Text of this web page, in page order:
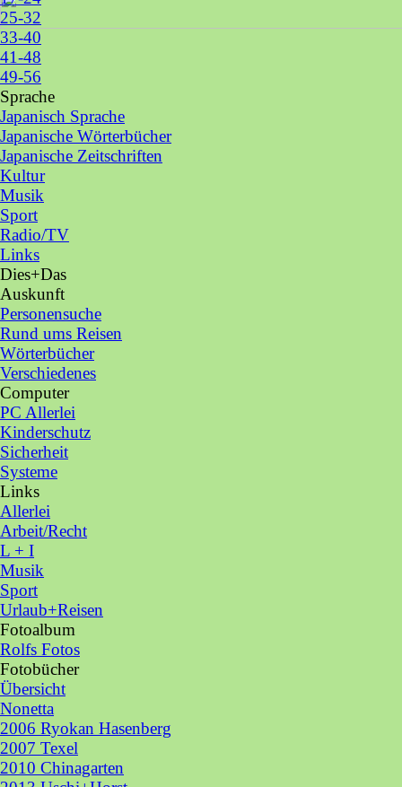
25-32
33-40
41-48
49-56
Sprache
Japanisch Sprache
Japanische Wörterbücher
Japanische Zeitschriften
Kultur
Musik
Sport
Radio/TV
Links
Dies+Das
Auskunft
Personensuche
Rund ums Reisen
Wörterbücher
Verschiedenes
Computer▼
PC Allerlei
Kinderschutz
Sicherheit
Systeme
Links
Allerlei
Arbeit/Recht
L + I
Musik
Sport
Urlaub+Reisen
Fotoalbum
Rolfs Fotos
Fotobücher▼
Übersicht
Nonetta
2006 Ryokan Hasenberg
2007 Texel
2010 Chinagarten
Zurück zum Seiteninhalt